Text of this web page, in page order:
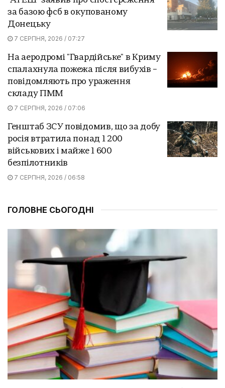
за базою фсб в окупованому
Донецьку
7 СЕРПНЯ, 2026 / 07:27
На аеродромі "Гвардійське" в Криму
спалахнула пожежа після вибухів –
повідомляють про ураження
складу ПММ
7 СЕРПНЯ, 2026 / 07:06
Генштаб ЗСУ повідомив, що за добу
росія втратила понад 1 200
військових і майже 1 600
безпілотників
7 СЕРПНЯ, 2026 / 06:58
ГОЛОВНЕ СЬОГОДНІ